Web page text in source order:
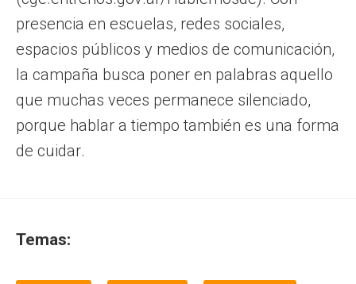
presencia en escuelas, redes sociales,
espacios públicos y medios de comunicación,
la campaña busca poner en palabras aquello
que muchas veces permanece silenciado,
porque hablar a tiempo también es una forma
de cuidar.
Temas: